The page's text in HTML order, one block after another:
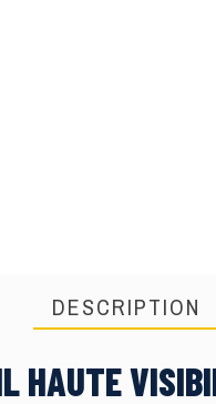
DESCRIPTION
HAUTE